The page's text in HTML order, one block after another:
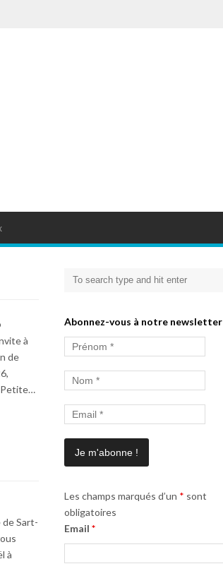
à
de
Petite…
de Sart-
à
Abonnez-vous à notre newsletter
Les champs marqués d’un * sont
obligatoires
Email*